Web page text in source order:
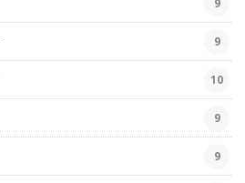
9
9
10
9
9